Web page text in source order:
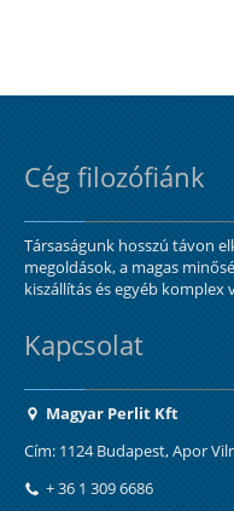
Cég filozófiánk
Társaságunk hosszú távon
megoldások, a magas
kiszállítás és egyéb komplex
Kapcsolat
Magyar Perlit Kft
Cím: 1124 Budapest, Apor
+ 36 1 309 6686